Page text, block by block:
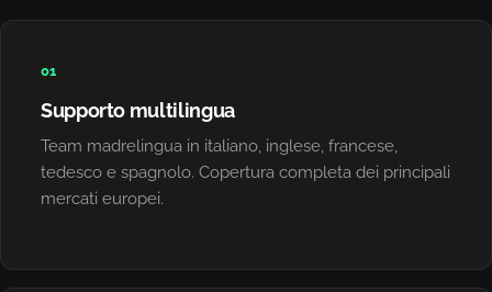
01
Supporto multilingua
Team madrelingua in italiano, inglese, francese,
tedesco e spagnolo. Copertura completa dei principali
mercati europei.